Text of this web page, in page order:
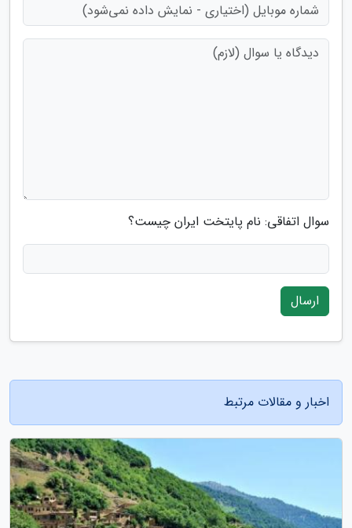
سوال اتفاقی: نام پایتخت ایران چیست؟
ارسال
اخبار و مقالات مرتبط